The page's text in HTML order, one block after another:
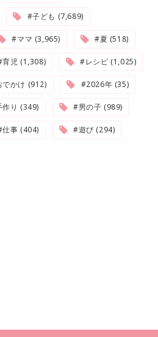
#子ども (7,689)
#ママ (3,965) #夏 (518)
育児 (1,308) #レシピ (1,025)
でかけ (912) #2026年 (35)
作り (349) #男の子 (989)
仕事 (404) #遊び (294)